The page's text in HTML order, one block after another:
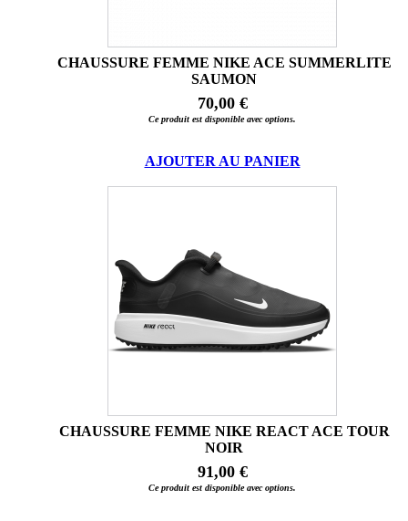
CHAUSSURE FEMME NIKE ACE SUMMERLITE
SAUMON
70,00 €
Ce produit est disponible avec options.
AJOUTER AU PANIER
CHAUSSURE FEMME NIKE REACT ACE TOUR
NOIR
91,00 €
Ce produit est disponible avec options.